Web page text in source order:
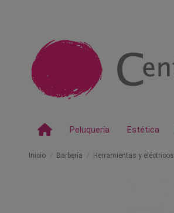
Peluquería Estética
Inicio Barbería Herramientas y eléctricos